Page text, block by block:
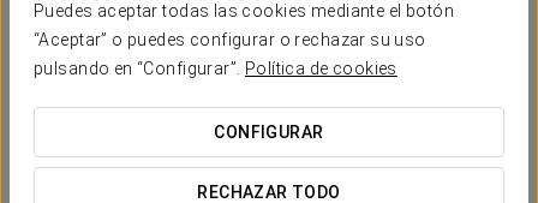
Puedes aceptar todas las cookies mediante el botón
“Aceptar” o puedes configurar o rechazar su uso
pulsando en “Configurar”.
Política de cookies
CONFIGURAR
RECHAZAR TODO